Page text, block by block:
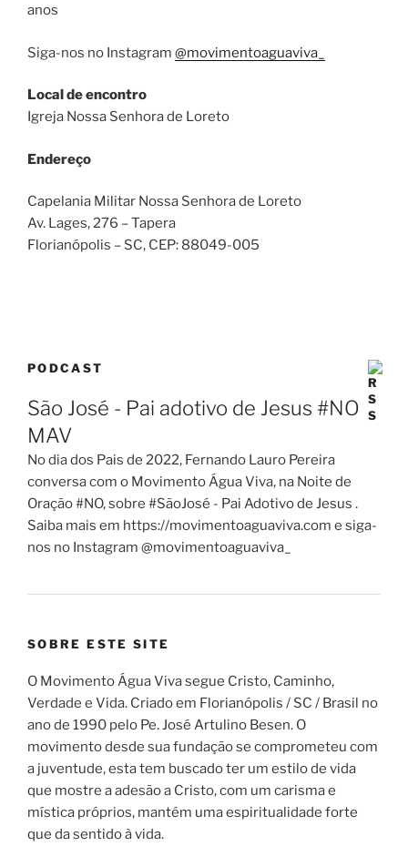
anos
Siga-nos no Instagram @movimentoaguaviva_
Local de encontro
Igreja Nossa Senhora de Loreto
Endereço
Capelania Militar Nossa Senhora de Loreto
Av. Lages, 276 – Tapera
Florianópolis – SC, CEP: 88049-005
PODCAST
São José - Pai adotivo de Jesus #NO
MAV
No dia dos Pais de 2022, Fernando Lauro Pereira
conversa com o Movimento Água Viva, na Noite de
Oração #NO, sobre #SãoJosé - Pai Adotivo de Jesus .
Saiba mais em https://movimentoaguaviva.com e siga-
nos no Instagram @movimentoaguaviva_
SOBRE ESTE SITE
O Movimento Água Viva segue Cristo, Caminho,
Verdade e Vida. Criado em Florianópolis / SC / Brasil no
ano de 1990 pelo Pe. José Artulino Besen. O
movimento desde sua fundação se comprometeu com
a juventude, esta tem buscado ter um estilo de vida
que mostre a adesão a Cristo, com um carisma e
mística próprios, mantém uma espiritualidade forte
que da sentido à vida.